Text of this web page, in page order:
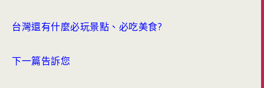
台灣還有什麼必玩景點、必吃美食?
下一篇告訴您